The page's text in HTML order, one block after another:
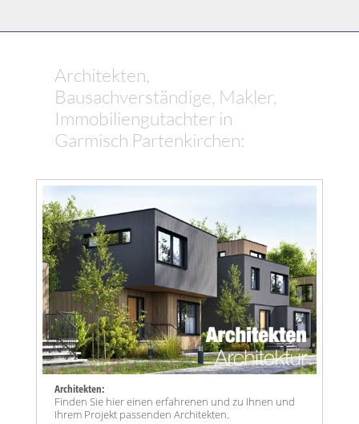
Architekten,
Bausachverständige, Makler,
Immobiliengutachter in
Garmisch Partenkirchen:
Architekten:
Finden Sie hier einen erfahrenen und zu Ihnen und
Ihrem Projekt passenden Architekten.